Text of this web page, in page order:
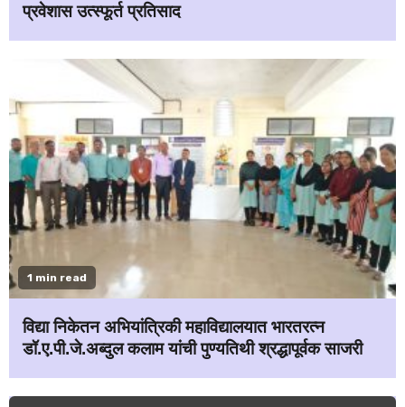
प्रवेशास उत्स्फूर्त प्रतिसाद
1 min read
विद्या निकेतन अभियांत्रिकी महाविद्यालयात भारतरत्न
डॉ.ए.पी.जे.अब्दुल कलाम यांची पुण्यतिथी श्रद्धापूर्वक साजरी